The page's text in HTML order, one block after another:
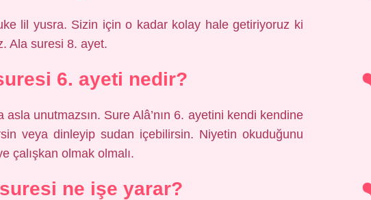
Ala suresi 8. ayet.
6. ayeti nedir?
asla unutmazsın. Sure Alâ’nın 6. ayetini kendi kendine
veya dinleyip sudan içebilirsin. Niyetin okuduğunu
çalışkan olmak olmalı.
ne işe yarar?